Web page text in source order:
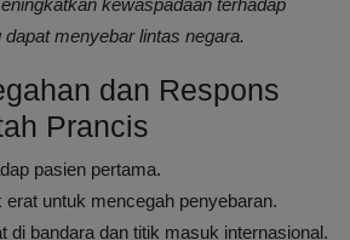
kewaspadaan terhadap
menyebar lintas negara.
dan Respons
Prancis
pasien pertama.
erat untuk mencegah penyebaran.
di bandara dan titik masuk internasional.